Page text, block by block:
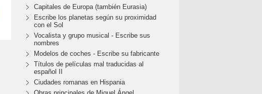
Capitales de Europa (también Eurasia)
Escribe los planetas según su proximidad
con el Sol
Vocalista y grupo musical - Escribe sus
nombres
Modelos de coches - Escribe su fabricante
Títulos de películas mal traducidas al
español II
Ciudades romanas en Hispania